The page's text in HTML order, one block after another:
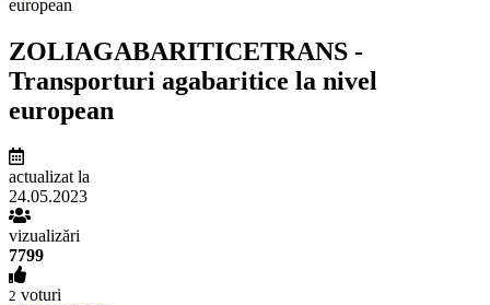
ZOLIAGABARITICETRANS -
Transporturi agabaritice la nivel
european
actualizat la
24.05.2023
vizualizări
7799
2 voturi